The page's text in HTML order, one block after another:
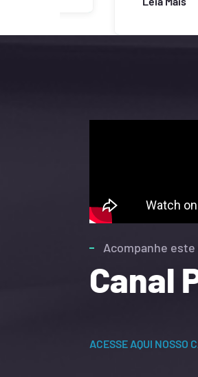
Acompanhe
Canal
ACESSE AQUI NOSSO